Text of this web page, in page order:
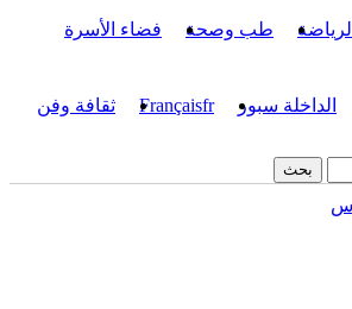
الرياضة طب وصحة فضاء الأسرة
الداخلة سبور Françaisfr ثقافة وفن